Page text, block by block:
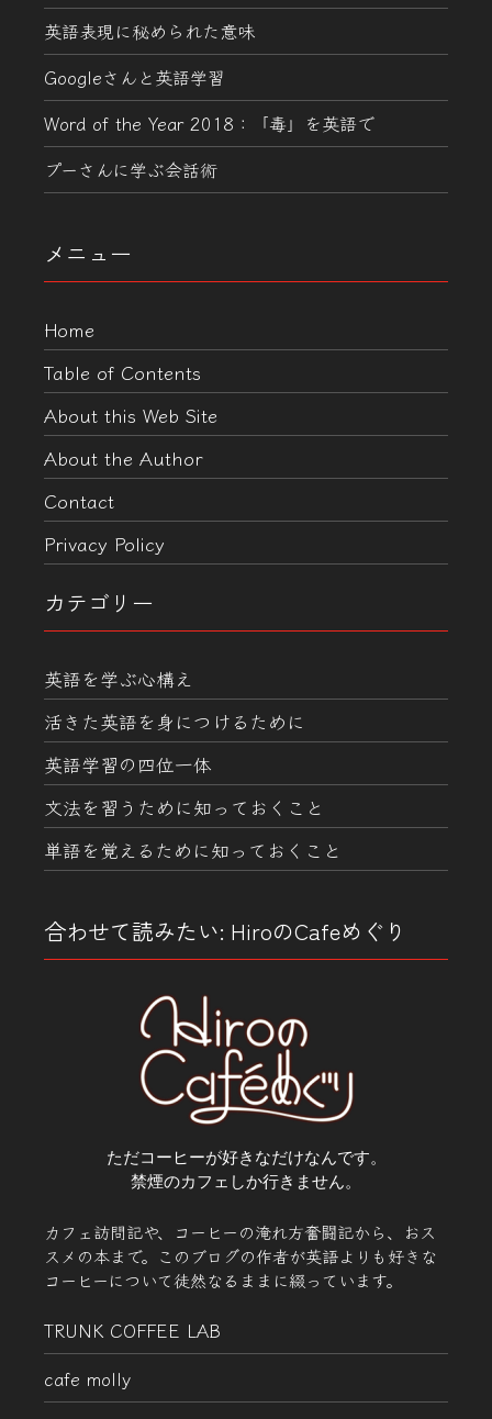
英語表現に秘められた意味
Googleさんと英語学習
Word of the Year 2018：「毒」を英語で
プーさんに学ぶ会話術
メニュー
Home
Table of Contents
About this Web Site
About the Author
Contact
Privacy Policy
カテゴリー
英語を学ぶ心構え
活きた英語を身につけるために
英語学習の四位一体
文法を習うために知っておくこと
単語を覚えるために知っておくこと
合わせて読みたい: HiroのCafeめぐり
ただコーヒーが好きなだけなんです。
禁煙のカフェしか行きません。
カフェ訪問記や、コーヒーの淹れ方奮闘記から、おス
スメの本まで。このブログの作者が英語よりも好きな
コーヒーについて徒然なるままに綴っています。
TRUNK COFFEE LAB
cafe molly